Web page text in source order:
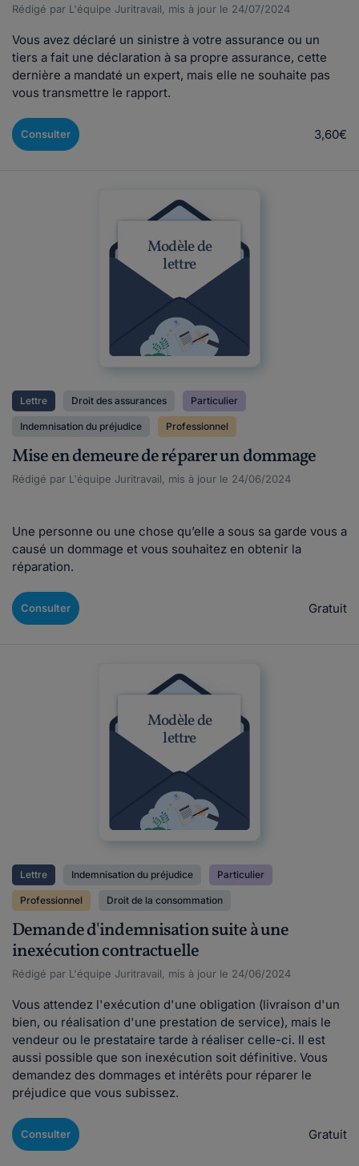
Rédigé par L'équipe Juritravail, mis à jour le 24/07/2024
Vous avez déclaré un sinistre à votre assurance ou un
tiers a fait une déclaration à sa propre assurance, cette
dernière a mandaté un expert, mais elle ne souhaite pas
vous transmettre le rapport.
Consulter 3,60€
Modèle de
lettre
Lettre Droit des assurances Particulier
Indemnisation du préjudice Professionnel
Mise en demeure de réparer un dommage
Rédigé par L'équipe Juritravail, mis à jour le 24/06/2024
Une personne ou une chose qu’elle a sous sa garde vous a
causé un dommage et vous souhaitez en obtenir la
réparation.
Consulter Gratuit
Modèle de
lettre
Lettre Indemnisation du préjudice Particulier
Professionnel Droit de la consommation
Demande d'indemnisation suite à une
inexécution contractuelle
Rédigé par L'équipe Juritravail, mis à jour le 24/06/2024
Vous attendez l'exécution d'une obligation (livraison d'un
bien, ou réalisation d'une prestation de service), mais le
vendeur ou le prestataire tarde à réaliser celle-ci. Il est
aussi possible que son inexécution soit définitive. Vous
demandez des dommages et intérêts pour réparer le
préjudice que vous subissez.
Consulter Gratuit